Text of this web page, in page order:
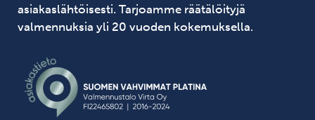
asiakaslähtöisesti. Tarjoamme räätälöityjä
valmennuksia yli 20 vuoden kokemuksella.